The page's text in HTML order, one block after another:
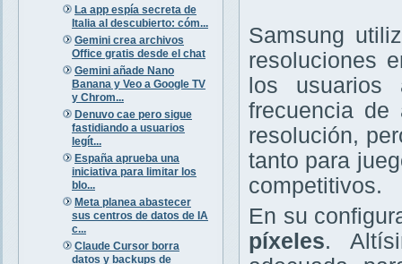
La app espía secreta de
Italia al descubierto: cóm...
Gemini crea archivos
Office gratis desde el chat
Gemini añade Nano
Banana y Veo a Google TV
y Chrom...
Denuvo cae pero sigue
fastidiando a usuarios
legít...
España aprueba una
iniciativa para limitar los
blo...
Meta planea abastecer
sus centros de datos de IA
c...
Claude Cursor borra
datos y backups de
Samsung
resoluciones
los usuarios
frecuencia
resolución,
tanto para
competitivos.
En su
píxeles.